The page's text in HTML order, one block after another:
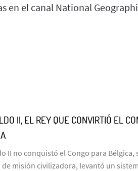
en el canal National
II, EL REY QUE CONVIRTIÓ EL
II no conquistó el Congo para Bélgica,
de misión civilizadora, levantó un